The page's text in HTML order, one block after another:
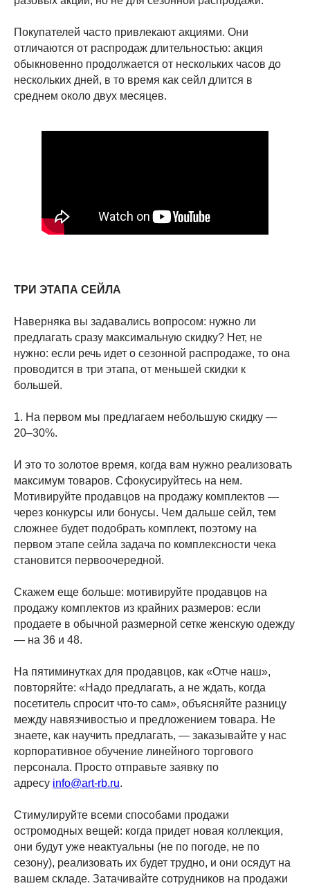
Покупателей часто привлекают акциями. Они
отличаются от распродаж длительностью: акция
обыкновенно продолжается от нескольких часов до
нескольких дней, в то время как сейл длится в
среднем около двух месяцев.
ТРИ ЭТАПА СЕЙЛА
Наверняка вы задавались вопросом: нужно ли
предлагать сразу максимальную скидку? Нет, не
нужно: если речь идет о сезонной распродаже, то она
проводится в три этапа, от меньшей скидки к
большей.
1. На первом мы предлагаем небольшую скидку —
20–30%.
И это то золотое время, когда вам нужно реализовать
максимум товаров. Сфокусируйтесь на нем.
Мотивируйте продавцов на продажу комплектов —
через конкурсы или бонусы. Чем дальше сейл, тем
сложнее будет подобрать комплект, поэтому на
первом этапе сейла задача по комплексности чека
становится первоочередной.
Скажем еще больше: мотивируйте продавцов на
продажу комплектов из крайних размеров: если
продаете в обычной размерной сетке женскую одежду
— на 36 и 48.
На пятиминутках для продавцов, как «Отче наш»,
повторяйте: «Надо предлагать, а не ждать, когда
посетитель спросит что-то сам», объясняйте разницу
между навязчивостью и предложением товара. Не
знаете, как научить предлагать, — заказывайте у нас
корпоративное обучение линейного торгового
персонала. Просто отправьте заявку по
адресу info@art-rb.ru.
Стимулируйте всеми способами продажи
остромодных вещей: когда придет новая коллекция,
они будут уже неактуальны (не по погоде, не по
сезону), реализовать их будет трудно, и они осядут на
вашем складе. Затачивайте сотрудников на продажи